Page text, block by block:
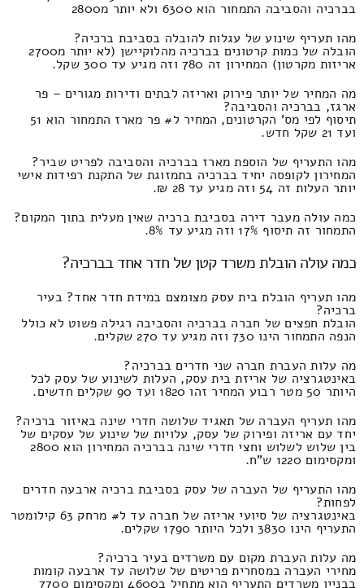
בברכיה והסביבה התמחור הוא 6300 ולא יותר מ2800
מהו תעריף שינוע של עגלות להובלה בסביבת ברכיה?
הובלה של כמות קרטונים בברכיה מהלוקיישן (לא יותר מ2700
אריזות מקרטון) המחירון זה 780 וזה מגיע עד 300 שקל.
מה המחיר של יותר פירוק ואריזה לבתים ודירות מגורים – פר
ארגז, בברכיה והסביבה?
תיסוף לפי מס' הקרטונים, המחיר ל# פר מארז התמחור הוא 51
ועד 21 שקל חדש.
מהו התעריף של הוספת מארז בברכיה והסביבה לפריט שביר?
המחירון לקופסה יחיד בברכיה בתמזוגת של התקנת רפידות אישי
יותר העלות זה 54 וזה מגיע עד 28 ₪.
כמה עולה מעבר דירה בסביבת ברכיה שאין מעלית בתוך המקום?
התמחור זה תיסוף 17% וזה מגיע עד 8%.
כמה עולה הובלת משרד קטן של חדר אחד בברכיה?
מהו תעריף הובלת בית עסק מצומצם במידת חדר אחד? בעיר
ברכיה?
הובלת חפצים של חברה בברכיה והסביבה רגילה פשוט לא כולל
הנפה התמחור הינו 730 וזה מגיע עד 270 שקלים.
מה עלות העברת חברה שני חדרים בברכיה?
באינטגרציה של אריזת בית עסק, העלות לשינוע של עסק לכל
היותר 50 מטר רבוע המחיר זהו 1820 ועד 90 שקלים חדשים.
מהו תעריף העברה של תאגיד שלושה חדרי שינה באיזור ברכיה?
יחד עם אריזה ופירוק של עסק, עלויות של שינוע של עסקים של
בין שלוש לשלוש וחצי חדרי שינה בברכיה המחירון הוא 2800
ומקסימום 1220 ש"ח.
מהו התעריף של העברה של עסק בסביבת ברכיה ארבעה חדרים
לפחות?
באינטגרציה של סיועי אריזה של חברה עד ל# מרחק 63 קילומטר
התעריף הינו 3830 ולכל היותר 1790 שקלים.
מה עלות העברת מקום עם משרדים בעיר ברכיה?
מחירי העברה במסחרית פריטים של שלושה עד ארבעה קומות
בבניין משרדים התעריף הוא מתחיל ב4600 ומקסימום 7700